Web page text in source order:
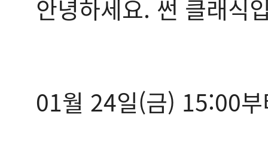
안녕하세요. 썬 클래식
01월 24일(금) 15:00